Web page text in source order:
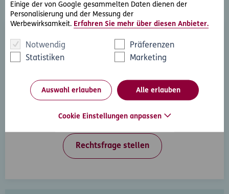
Einige der von Google gesammelten Daten dienen der
Personalisierung und der Messung der
Werbewirksamkeit. Erfahren Sie mehr über diesen Anbieter.
Notwendig
Präferenzen
Statistiken
Marketing
Auswahl erlauben Alle erlauben
Cookie Einstellungen anpassen
Serviceleistungen
Rechtsberatung
beantworten diese gerne und schnell.
Rechtsfrage stellen